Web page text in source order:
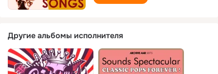
Другие альбомы исполнителя